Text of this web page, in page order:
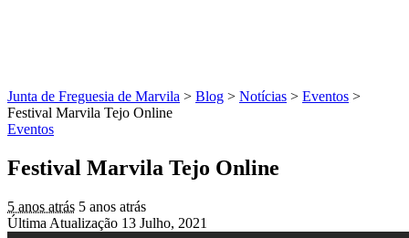
Junta de Freguesia de Marvila > Blog > Notícias > Eventos >
Festival Marvila Tejo Online
Eventos
Festival Marvila Tejo Online
5 anos atrás 5 anos atrás
Última Atualização 13 Julho, 2021